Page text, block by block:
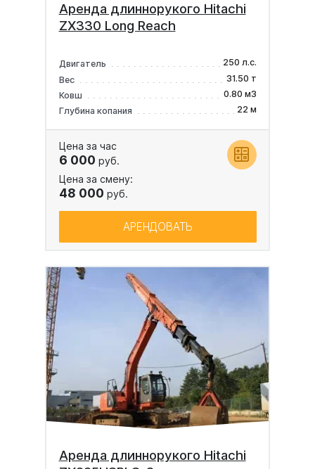
Аренда длиннорукого Hitachi
ZX330 Long Reach
Двигатель
250 л.с.
Вес
31.50 т
Ковш
0.80 м3
Глубина копания
22 м
Цена за час
6 000 руб.
Цена за смену:
48 000 руб.
АРЕНДОВАТЬ
Аренда длиннорукого Hitachi